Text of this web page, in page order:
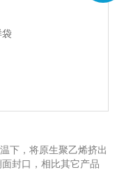
下，将原生聚乙烯挤出
封口，相比其它产品